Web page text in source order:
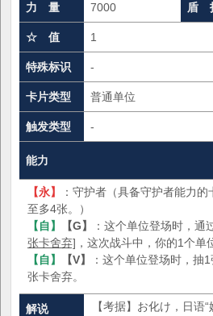
力 量 7000 盾
☆ 值 1
特殊标识 -
卡片类型 普通单位
触发类型 -
能力
【永】
：守护者（具备守护者能力
至多4张。）
【自】
【G】 ：这个单位登场时，通
张卡舍弃] ，这次战斗中，你的1个单
【自】
【V】
：这个单位登场时，抽
张卡舍弃。
解说
【考据】お化け，日语